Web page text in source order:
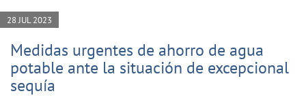
28 JUL 2023
Medidas urgentes de ahorro de agua
potable ante la situación de excepcional
sequía